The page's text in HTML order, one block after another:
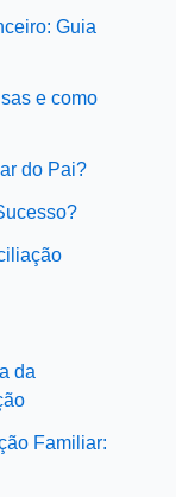
Guia
e como
do Pai?
da
Familiar: